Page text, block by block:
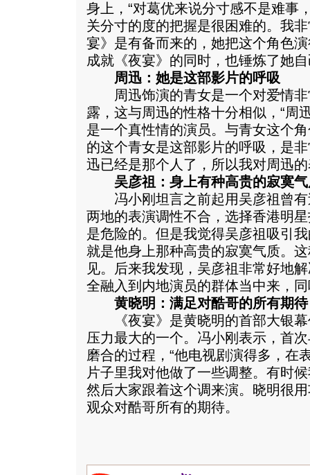
身上，“对葛优来说分寸感不是难事
关分寸的度的把握是很困难的。我
宴》是有备而来的，她把这个角色
成就《夜宴》的同时，也锤炼了她
周迅：她是这部影片的呼吸
周迅饰演的青女是一个对爱情非
露，这与周迅的性格十分相似，“周
是一个真性情的演员。与青女这个
的这个青女是这部影片的呼吸，是
迅已经是那个人了，所以我对周迅
吴彦祖：身上有种高贵的寂寞
冯小刚坦言之前起用吴彦祖曾有
两地的表演调性不合，选择香港明
是危险的。但是我觉得吴彦祖吸引
就是他身上那种高贵的寂寞气质。
见。后来我发现，吴彦祖非常好地
全融入到内地演员的群体当中来，
黄晓明：满足对酷哥的所有期待
《夜宴》是黄晓明的首部大银幕
压力最大的一个。冯小刚表示，首
磨合的过程，“他电视剧演得多，在
片子里我对他做了一些调整。有时
然后大家跟着这个调来演。晓明很
观众对酷哥所有的期待。